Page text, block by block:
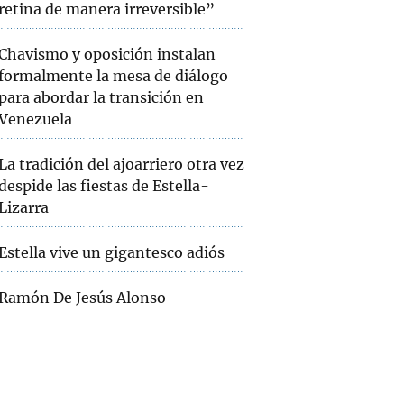
de manera irreversible”
y oposición instalan
la mesa de diálogo
abordar la transición en
tradición del ajoarriero otra vez
las fiestas de Estella-
vive un gigantesco adiós
De Jesús Alonso